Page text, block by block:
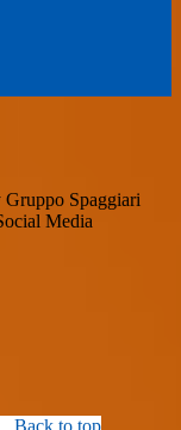
Spaggiari
Media
Back to top